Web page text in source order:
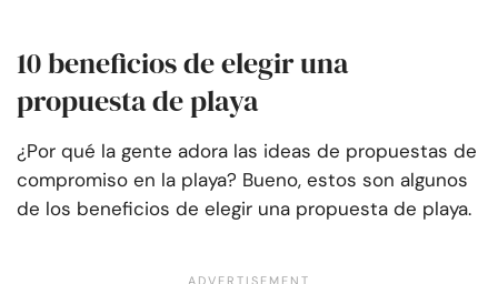
10 beneficios de elegir una
propuesta de playa
¿Por qué la gente adora las ideas de propuestas de
compromiso en la playa? Bueno, estos son algunos
de los beneficios de elegir una propuesta de playa.